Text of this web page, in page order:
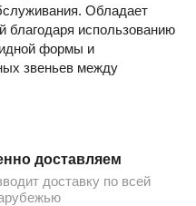
Обладает
благодаря использованию
формы и
звеньев между
доставляем
доставку по всей